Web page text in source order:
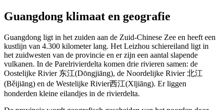
Guangdong klimaat en geografie
Guangdong ligt in het zuiden aan de Zuid-Chinese Zee en heeft een
kustlijn van 4.300 kilometer lang. Het Leizhou schiereiland ligt in
het zuidwesten van de provincie en er zijn een aantal slapende
vulkanen. In de Parelrivierdelta komen drie rivieren samen: de
Oostelijke Rivier 东江(Dōngjiāng), de Noordelijke Rivier 北江
(Běijiāng) en de Westelijke Rivier西江(Xījiāng). Er liggen
honderden kleine eilandjes in de rivierdelta.